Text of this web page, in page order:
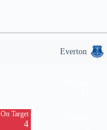
Everton
On Target
4